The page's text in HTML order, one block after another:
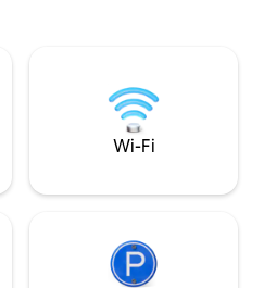
し、インスピレー
ださい。
Wi-Fi